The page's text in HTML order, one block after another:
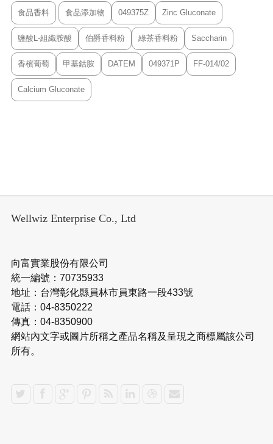
食品香料 食品添加物 049375Z Zinc Gluconate
鹽酸L-組織胺酸 伯爵香料粉 綠茶香料粉 Saccharin
香檳葡萄 甲基鈷胺 DATEM 049371P FF-014/02
Calcium Gluconate
Wellwiz Enterprise Co., Ltd
向富實業股份有限公司
統一編號：70735933
地址：台灣彰化縣員林市員東路一段433號
電話：04-8350222
傳真：04-8350900
網站內文字或圖片所稱之產品名稱及呈現之商標屬該公司
所有。